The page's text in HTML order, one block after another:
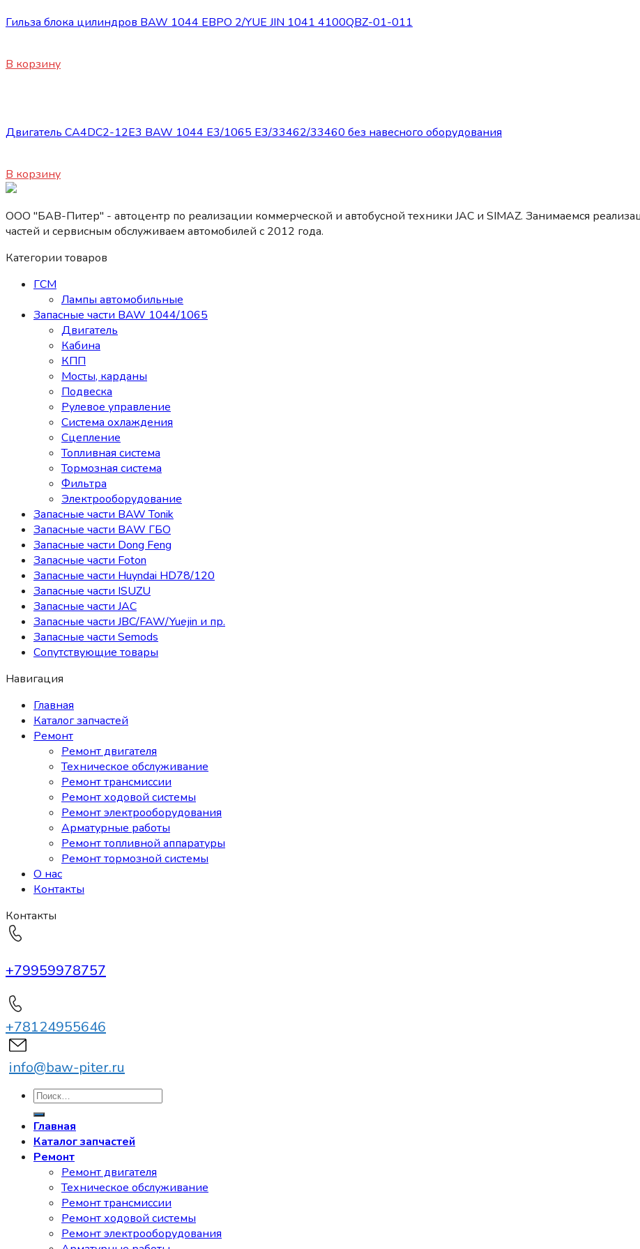
Гильза блока цилиндров BAW 1044 ЕВРО 2/YUE JIN 1041 4100QBZ-01-011
В корзину
Двигатель CA4DC2-12E3 BAW 1044 E3/1065 E3/33462/33460 без навесного оборудования
В корзину
ООО "БАВ-Питер" - автоцентр по реализации коммерческой и автобусной техники JAC и SIMAZ. Занимаемся
частей и сервисным обслуживаем автомобилей c 2012 года.
Категории товаров
ГСМ
Лампы автомобильные
Запасные части BAW 1044/1065
Двигатель
Кабина
КПП
Мосты, карданы
Подвеска
Рулевое управление
Система охлаждения
Сцепление
Топливная система
Тормозная система
Фильтра
Электрооборудование
Запасные части BAW Tonik
Запасные части BAW ГБО
Запасные части Dong Feng
Запасные части Foton
Запасные части Huyndai HD78/120
Запасные части ISUZU
Запасные части JAC
Запасные части JBC/FAW/Yuejin и пр.
Запасные части Semods
Сопутствующие товары
Навигация
Главная
Каталог запчастей
Ремонт
Ремонт двигателя
Техническое обслуживание
Ремонт трансмиссии
Ремонт ходовой системы
Ремонт электрооборудования
Арматурные работы
Ремонт топливной аппаратуры
Ремонт тормозной системы
О нас
Контакты
Контакты
+79959978757
+78124955646
info@baw-piter.ru
Искать:
Главная
Каталог запчастей
Ремонт
Ремонт двигателя
Техническое обслуживание
Ремонт трансмиссии
Ремонт ходовой системы
Ремонт электрооборудования